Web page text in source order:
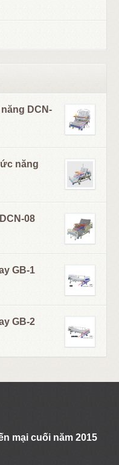
DCN-
năng
08
GB-1
GB-2
mại cuối năm 2015